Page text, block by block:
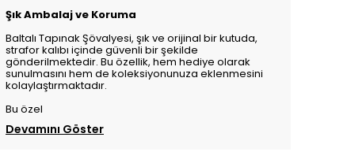
Şık Ambalaj ve Koruma
Baltalı Tapınak Şövalyesi, şık ve orijinal bir kutuda,
strafor kalıbı içinde güvenli bir şekilde
gönderilmektedir. Bu özellik, hem hediye olarak
sunulmasını hem de koleksiyonunuza eklenmesini
kolaylaştırmaktadır.
Bu özel
Devamını Göster